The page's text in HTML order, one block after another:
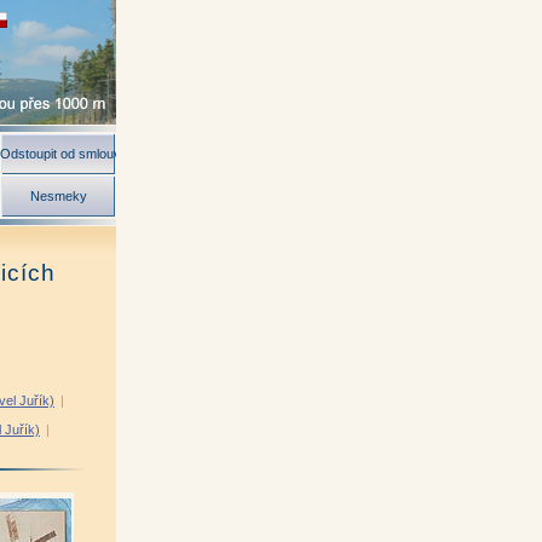
Odstoupit od smlouvy
Nesmeky
Juřík) |
Juřík) |